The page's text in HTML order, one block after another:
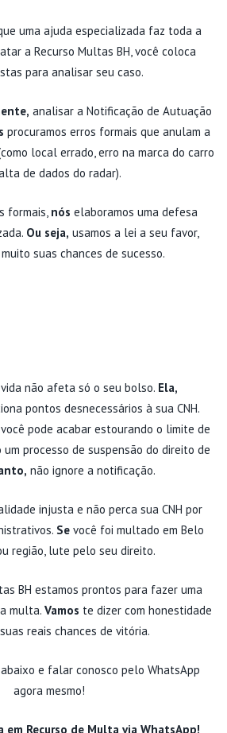
uma ajuda especializada faz toda a
a Recurso Multas BH, você coloca
para analisar seu caso.
analisar a Notificação de Autuação
procuramos erros formais que anulam a
local errado, erro na marca do carro
de dados do radar).
formais, nós elaboramos uma defesa
Ou seja, usamos a lei a seu favor,
suas chances de sucesso.
não afeta só o seu bolso. Ela,
pontos desnecessários à sua CNH.
você pode acabar estourando o limite de
processo de suspensão do direito de
não ignore a notificação.
injusta e não perca sua CNH por
Sevocê foi multado em Belo
região, lute pelo seu direito.
BH estamos prontos para fazer uma
multa. Vamos te dizer com honestidade
reais chances de vitória.
e falar conosco pelo WhatsApp
agora mesmo!
em Recurso de Multa via WhatsApp!